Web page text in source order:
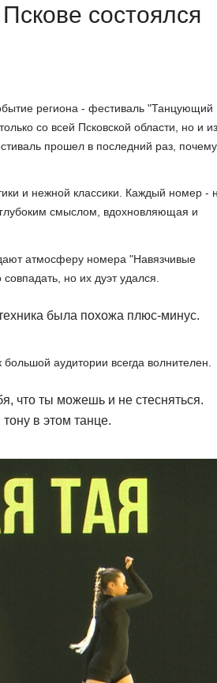
состоялся
региона - фестиваль "Танцующий
со всей Псковской области, но и из
прошел в последний раз, почему,
и нежной классики. Каждый номер -
глубоким смыслом, вдохновляющая и
атмосферу номера "Навязчивые
но их дуэт удался.
была похожа плюс-минус.
аудитории всегда волнителен.
что ты можешь и не стесняться.
в этом танце.